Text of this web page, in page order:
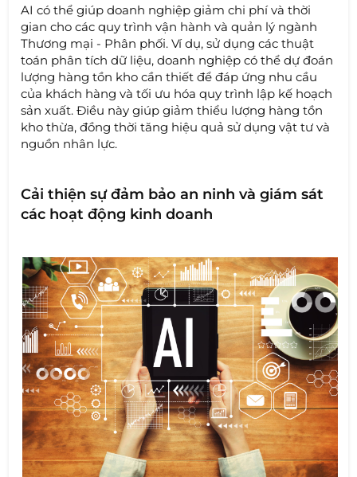
AI có thể giúp doanh nghiệp giảm chi phí và thời
gian cho các quy trình vận hành và quản lý ngành
Thương mại - Phân phối. Ví dụ, sử dụng các thuật
toán phân tích dữ liệu, doanh nghiệp có thể dự đoán
lượng hàng tồn kho cần thiết để đáp ứng nhu cầu
của khách hàng và tối ưu hóa quy trình lập kế hoạch
sản xuất. Điều này giúp giảm thiểu lượng hàng tồn
kho thừa, đồng thời tăng hiệu quả sử dụng vật tư và
nguồn nhân lực.
Cải thiện sự đảm bảo an ninh và giám sát
các hoạt động kinh doanh